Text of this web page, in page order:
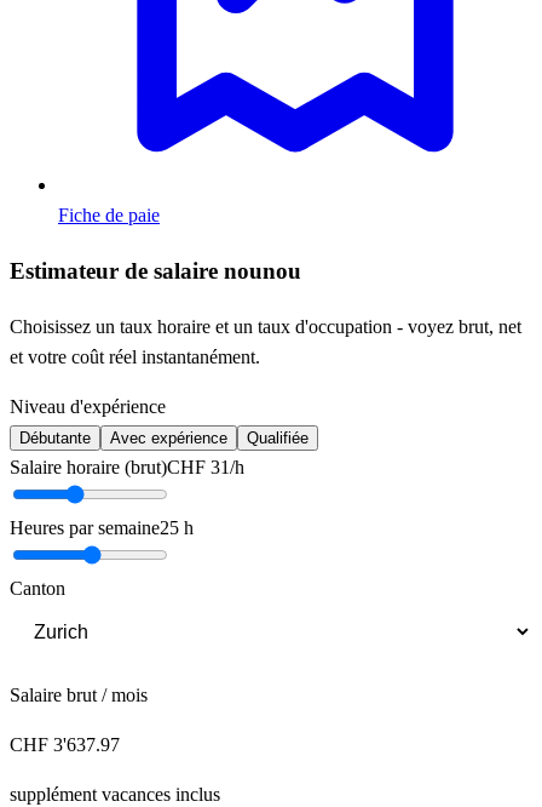
Fiche de paie
Estimateur de salaire nounou
Choisissez un taux horaire et un taux d'occupation - voyez brut, net
et votre coût réel instantanément.
Niveau d'expérience
Débutante Avec expérience Qualifiée
Salaire horaire (brut)CHF 31/h
Heures par semaine25 h
Canton
Salaire brut / mois
CHF 3'637.97
supplément vacances inclus